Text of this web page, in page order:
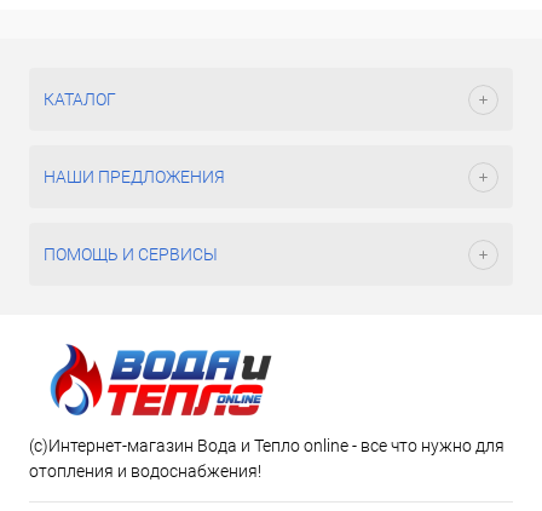
КАТАЛОГ
НАШИ ПРЕДЛОЖЕНИЯ
ПОМОЩЬ И СЕРВИСЫ
(c)Интернет-магазин Вода и Тепло online - все что нужно для
отопления и водоснабжения!